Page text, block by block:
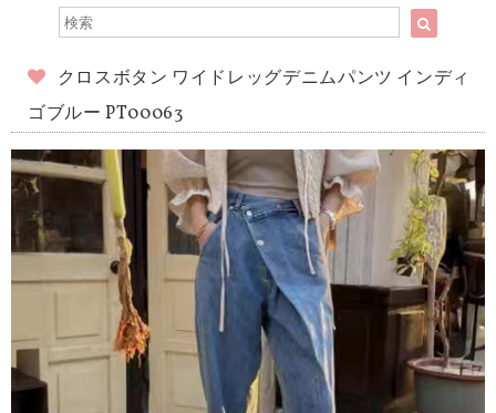
クロスボタン ワイドレッグデニムパンツ インディ
ゴブルー PT00063